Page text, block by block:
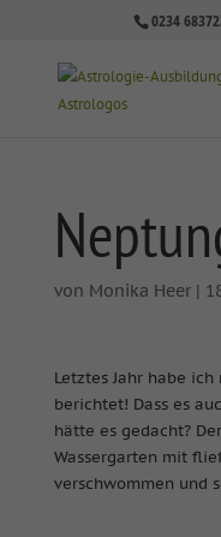
0234
von Monika Heer|
Letztes Jahr habe
berichtet! Dass es
hätte es gedacht?
Wassergarten mit
verschwommen und